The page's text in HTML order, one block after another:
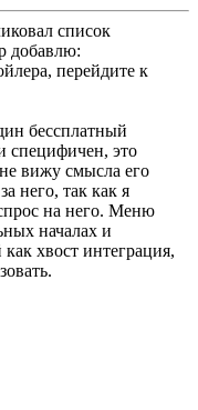
список
добавлю:
перейдите к
бессплатный
специфичен, это
вижу смысла его
него, так как я
на него. Меню
началах и
хвост интеграция,